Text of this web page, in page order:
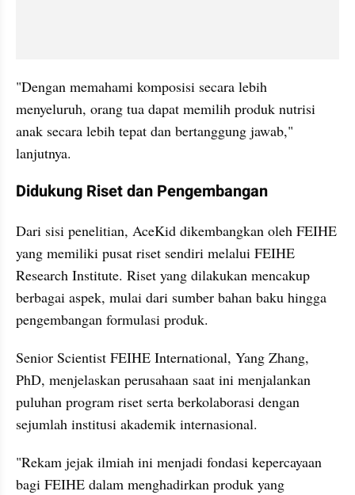
"Dengan memahami komposisi secara lebih
menyeluruh, orang tua dapat memilih produk nutrisi
anak secara lebih tepat dan bertanggung jawab,"
lanjutnya.
Didukung Riset dan Pengembangan
Dari sisi penelitian, AceKid dikembangkan oleh FEIHE
yang memiliki pusat riset sendiri melalui FEIHE
Research Institute. Riset yang dilakukan mencakup
berbagai aspek, mulai dari sumber bahan baku hingga
pengembangan formulasi produk.
Senior Scientist FEIHE International, Yang Zhang,
PhD, menjelaskan perusahaan saat ini menjalankan
puluhan program riset serta berkolaborasi dengan
sejumlah institusi akademik internasional.
"Rekam jejak ilmiah ini menjadi fondasi kepercayaan
bagi FEIHE dalam menghadirkan produk yang